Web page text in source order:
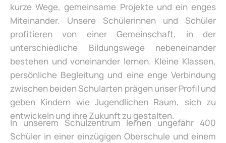
kurze Wege, gemeinsame Projekte und ein enges
Miteinander. Unsere Schülerinnen und Schüler
profitieren von einer Gemeinschaft, in der
unterschiedliche Bildungswege nebeneinander
bestehen und voneinander lernen. Kleine Klassen,
persönliche Begleitung und eine enge Verbindung
zwischen beiden Schularten prägen unser Profil und
geben Kindern wie Jugendlichen Raum, sich zu
entwickeln und ihre Zukunft zu gestalten.
In unserem Schulzentrum lernen ungefähr 400
Schüler in einer einzügigen Oberschule und einem